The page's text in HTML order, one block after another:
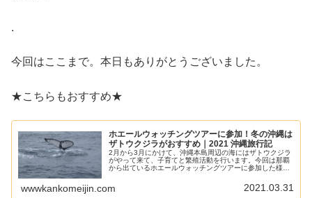
.
今回はここまで。本日もありがとうございました。
★こちらもおすすめ★
ホエールウォッチングツアーに参加！冬の沖縄は
ザトウクジラがおすすめ｜2021 沖縄旅行記
2月から3月にかけて、沖縄本島周辺の海にはザトウクジラ
がやって来て、子育てと繁殖活動を行います。今回は那覇
から出ているホエールウォッチングツアーに参加した様子
力満点です。冬の沖縄観光におすすめ。船酔いと寒さ対策
は必須です。
wwwkankomeijin.com 2021.03.31